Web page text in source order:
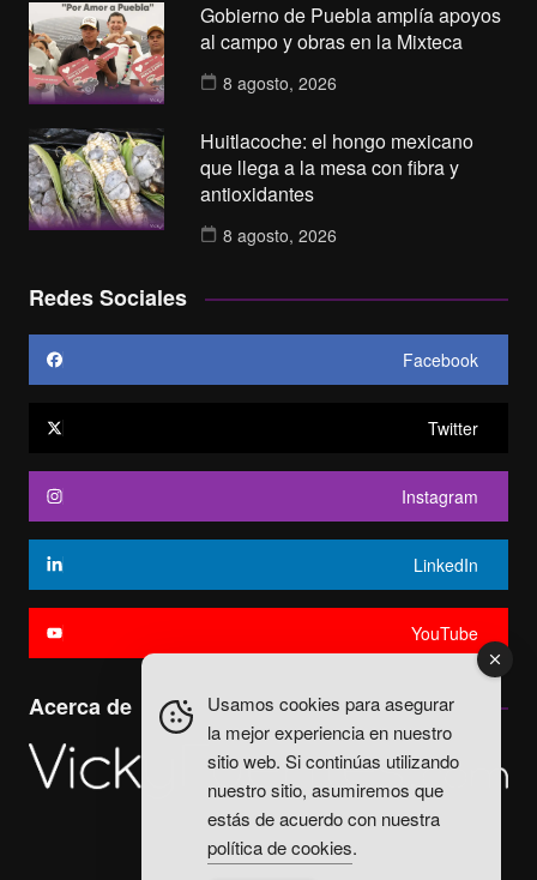
Gobierno de Puebla amplía apoyos
al campo y obras en la Mixteca
8 agosto, 2026
Huitlacoche: el hongo mexicano
que llega a la mesa con fibra y
antioxidantes
8 agosto, 2026
Redes Sociales
Facebook
Twitter
Instagram
LinkedIn
YouTube
Acerca de
Usamos cookies para asegurar
la mejor experiencia en nuestro
sitio web. Si continúas utilizando
nuestro sitio, asumiremos que
estás de acuerdo con nuestra
política de cookies.